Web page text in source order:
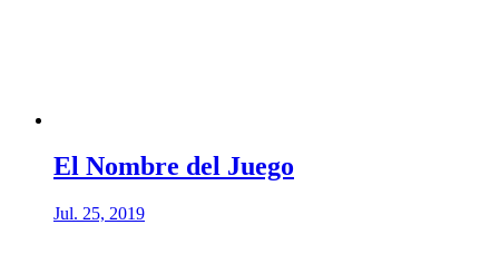
El Nombre del Juego
Jul. 25, 2019